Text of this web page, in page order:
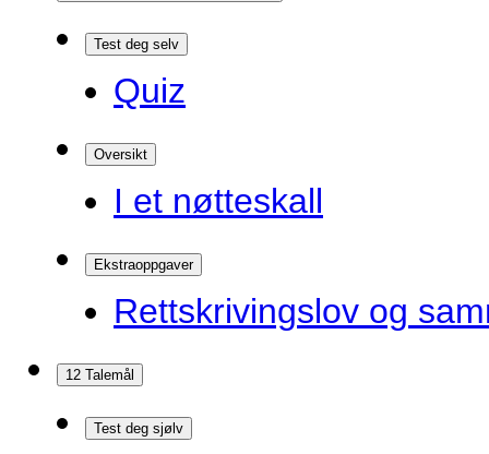
Test deg selv
Quiz
Oversikt
I et nøtteskall
Ekstraoppgaver
Rettskrivingslov og
12 Talemål
Test deg sjølv